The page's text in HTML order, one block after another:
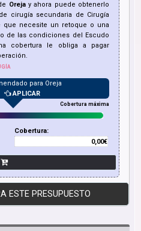
Orejay ahora puede obtenerlo
cirugía secundaria de Cirugía
que necesite un retoque o una
de las condiciones del Escudo
cobertura le obliga a pagar
para Oreja
APLICAR
Cobertura máxima
Cobertura:
0,00€
ESTE PRESUPUESTO